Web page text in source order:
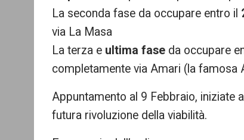
La seconda fase da occupare entro il
via La Masa
La terza e ultima fase da occupare
completamente via Amari (la famosa
Appuntamento al 9 Febbraio, iniziate
futura rivoluzione della viabilità.